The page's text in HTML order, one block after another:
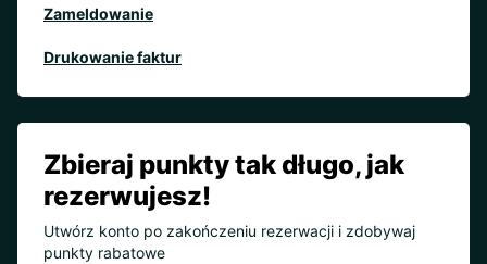
Zameldowanie
Drukowanie faktur
Zbieraj punkty tak długo, jak
rezerwujesz!
Utwórz konto po zakończeniu rezerwacji i zdobywaj
punkty rabatowe